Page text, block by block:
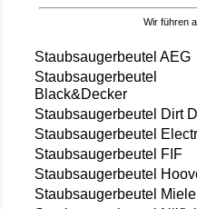
Wir führen
Staubsaugerbeutel AEG
Staubsaugerbeutel
Black&Decker
Staubsaugerbeutel Dirt
Staubsaugerbeutel
Staubsaugerbeutel FIF
Staubsaugerbeutel
Staubsaugerbeutel Miele